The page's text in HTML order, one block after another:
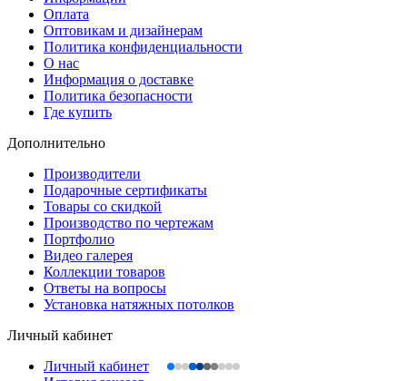
Оплата
Оптовикам и дизайнерам
Политика конфиденциальности
О нас
Информация о доставке
Политика безопасности
Где купить
Дополнительно
Производители
Подарочные сертификаты
Товары со скидкой
Производство по чертежам
Портфолио
Видео галерея
Коллекции товаров
Ответы на вопросы
Установка натяжных потолков
Личный кабинет
Личный кабинет